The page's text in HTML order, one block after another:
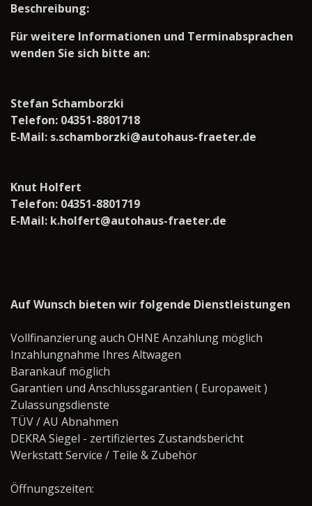
Beschreibung:
Für weitere Informationen und Terminabsprachen
wenden Sie sich bitte an:
Stefan Schamborzki
Telefon: 04351-8801718
E-Mail: s.schamborzki@autohaus-fraeter.de
Knut Holfert
Telefon: 04351-8801719
E-Mail: k.holfert@autohaus-fraeter.de
Auf Wunsch bieten wir folgende Dienstleistungen
Vollfinanzierung auch OHNE Anzahlung möglich
Inzahlungnahme Ihres Altwagen
Barankauf möglich
Garantien und Anschlussgarantien ( Europaweit )
Zulassungsdienste
TÜV / AU Abnahmen
DEKRA Siegel - zertifiziertes Zustandsbericht
Werkstatt Service / Teile & Zubehör
Öffnungszeiten: